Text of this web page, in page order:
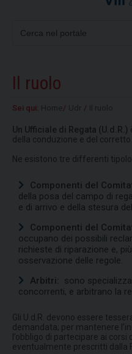
Il ruolo
Sei qui: / /
Un Ufficiale di Regata (U.d.R.)
della conduzione e del
Ne esistono tre differenti
Componenti del
della posa del campo di
e di arrivo e della stesura
Componenti del
occupano dei possibili
richieste di riparazione e,
osservazione delle regole.
Arbitri:
sono
concorrenti, e arbitrano la
Gli U.d.R. devono essere
demandata; per mantenere
l’obbligo di partecipare ai
eventualmente prescritti dalla